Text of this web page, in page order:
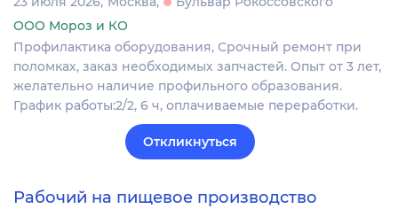
ООО Мороз и КО
Профилактика оборудования, Срочный ремонт при
поломках, заказ необходимых запчастей. Опыт от 3 лет,
желательно наличие профильного образования.
График работы:2/2, 6 ч, оплачиваемые переработки.
Откликнуться
Рабочий на пищевое производство